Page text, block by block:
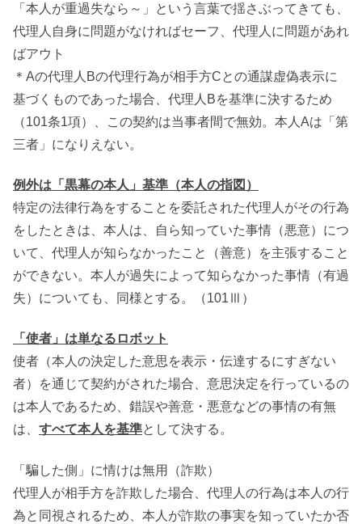
「本人が重過失なら～」という言葉で揺さぶってきても、
代理人自身に問題がなければセーフ、代理人に問題があれ
ばアウト
＊Aの代理人Bの代理行為が相手方Cとの通謀虚偽表示に
基づくものであった場合、代理人Bを基準に決するため
（101条1項）、この契約は当事者間で無効。本人Aは「第
三者」になりえない。
例外は「黒幕の本人」基準（本人の指図）
特定の法律行為をすることを委託された代理人がその行為
をしたときは、本人は、自ら知っていた事情（悪意）につ
いて、代理人が知らなかったこと（善意）を主張すること
ができない。本人が過失によって知らなかった事情（有過
失）についても、同様とする。（101Ⅲ）
「使者」は単なるロボット
使者（本人の決定した意思を表示・伝達するにすぎない
者）を通じて契約がされた場合、意思決定を行っているの
は本人であるため、錯誤や善意・悪意などの事情の有無
は、 すべて本人を基準として決する。
「騙した側」に情けは無用（詐欺）
代理人が相手方を詐欺した場合、代理人の行為は本人の行
為と同視されるため、本人が詐欺の事実を知っていたか否